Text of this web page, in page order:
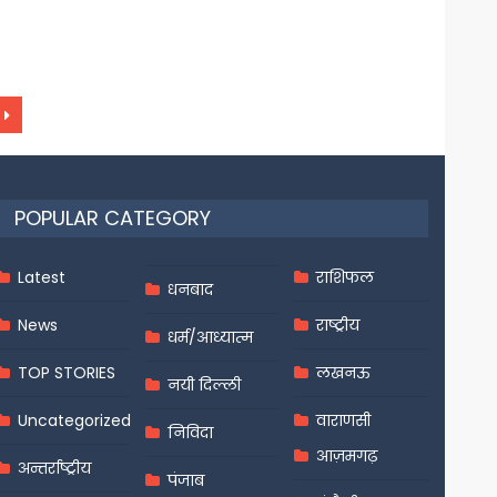
POPULAR CATEGORY
Latest
News
TOP STORIES
Uncategorized
अन्तर्राष्ट्रीय
धनबाद
धर्म/आध्यात्म
नयी दिल्ली
निविदा
पंजाब
राशिफल
राष्ट्रीय
लखनऊ
वाराणसी
आज़मगढ़